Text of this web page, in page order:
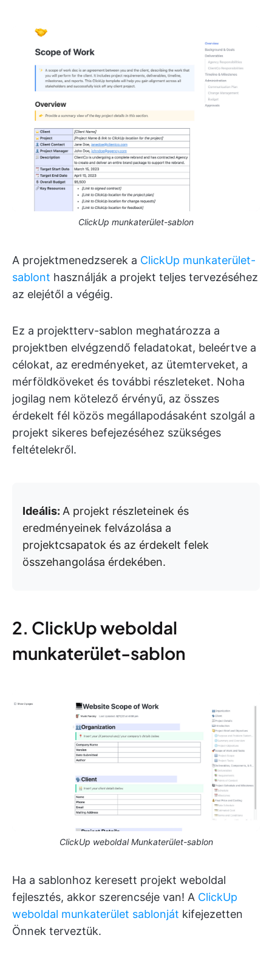
ClickUp munkaterület-sablon
A projektmenedzserek a ClickUp munkaterület-
sablont használják a projekt teljes tervezéséhez
az elejétől a végéig.
Ez a projektterv-sablon meghatározza a
projektben elvégzendő feladatokat, beleértve a
célokat, az eredményeket, az ütemterveket, a
mérföldköveket és további részleteket. Noha
jogilag nem kötelező érvényű, az összes
érdekelt fél közös megállapodásaként szolgál a
projekt sikeres befejezéséhez szükséges
feltételekről.
Ideális: A projekt részleteinek és
eredményeinek felvázolása a
projektcsapatok és az érdekelt felek
összehangolása érdekében.
2. ClickUp weboldal
munkaterület-sablon
ClickUp weboldal Munkaterület-sablon
Ha a sablonhoz keresett projekt weboldal
fejlesztés, akkor szerencséje van! A ClickUp
weboldal munkaterület sablonját kifejezetten
Önnek terveztük.